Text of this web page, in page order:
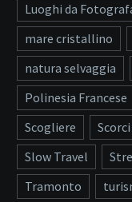
Luoghi da
mare cristallino
natura selvaggia
Polinesia Francese
Scogliere
Slow Travel
Tramonto